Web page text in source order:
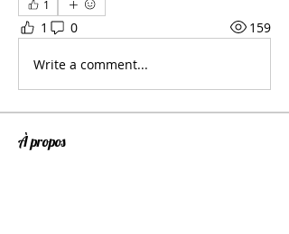
1
1 0 159
Write a comment...
À propos